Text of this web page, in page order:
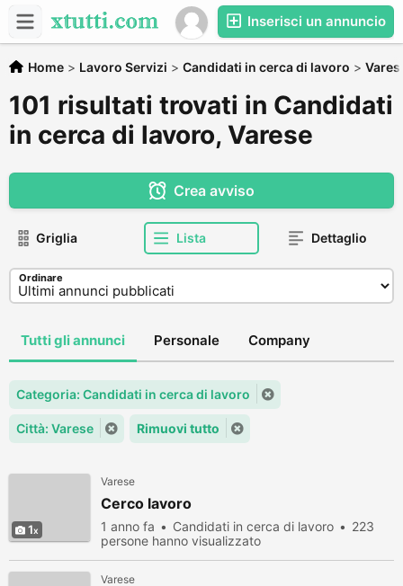
Inserisci un annuncio
Home > Lavoro Servizi > Candidati in cerca di lavoro >
101 risultati trovati in Candidati
in cerca di lavoro, Varese
Crea avviso
Griglia Lista Dettaglio
Ordinare
Tutti gli annunci Personale Company
Categoria: Candidati in cerca di lavoro
Città: Varese Rimuovi tutto
1
Varese
Cerco lavoro
1 anno fa Candidati in cerca di lavoro
223
persone hanno visualizzato
Varese